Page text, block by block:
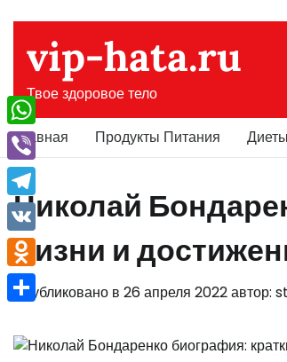
содержимому
vip-hata.ru
Твое здоровое тело
Главная Продукты Питания Диеты
Николай
жизни и
Опубликовано в 26 апреля 2022автор:
WhatsApp
Viber
Telegram
VK
Odnoklassniki